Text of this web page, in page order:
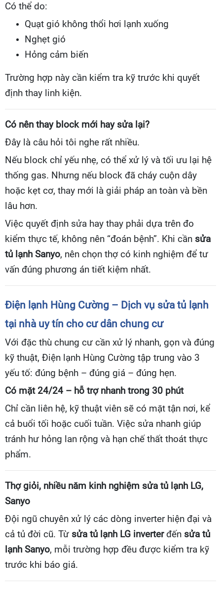
Có thể do:
Quạt gió không thổi hơi lạnh xuống
Nghẹt gió
Hỏng cảm biến
Trường hợp này cần kiểm tra kỹ trước khi quyết
định thay linh kiện.
Có nên thay block mới hay sửa lại?
Đây là câu hỏi tôi nghe rất nhiều.
Nếu block chỉ yếu nhẹ, có thể xử lý và tối ưu lại hệ
thống gas. Nhưng nếu block đã cháy cuộn dây
hoặc kẹt cơ, thay mới là giải pháp an toàn và bền
lâu hơn.
Việc quyết định sửa hay thay phải dựa trên đo
kiểm thực tế, không nên “đoán bệnh”. Khi cần sửa
tủ lạnh Sanyo, nên chọn thợ có kinh nghiệm để tư
vấn đúng phương án tiết kiệm nhất.
Điện lạnh Hùng Cường – Dịch vụ sửa tủ lạnh
tại nhà uy tín cho cư dân chung cư
Với đặc thù chung cư cần xử lý nhanh, gọn và đúng
kỹ thuật, Điện lạnh Hùng Cường tập trung vào 3
yếu tố: đúng bệnh – đúng giá – đúng hẹn.
Có mặt 24/24 – hỗ trợ nhanh trong 30 phút
Chỉ cần liên hệ, kỹ thuật viên sẽ có mặt tận nơi, kể
cả buổi tối hoặc cuối tuần. Việc sửa nhanh giúp
tránh hư hỏng lan rộng và hạn chế thất thoát thực
phẩm.
Thợ giỏi, nhiều năm kinh nghiệm sửa tủ lạnh LG,
Sanyo
Đội ngũ chuyên xử lý các dòng inverter hiện đại và
cả tủ đời cũ. Từ sửa tủ lạnh LG inverterđến sửa tủ
lạnh Sanyo, mỗi trường hợp đều được kiểm tra kỹ
trước khi báo giá.